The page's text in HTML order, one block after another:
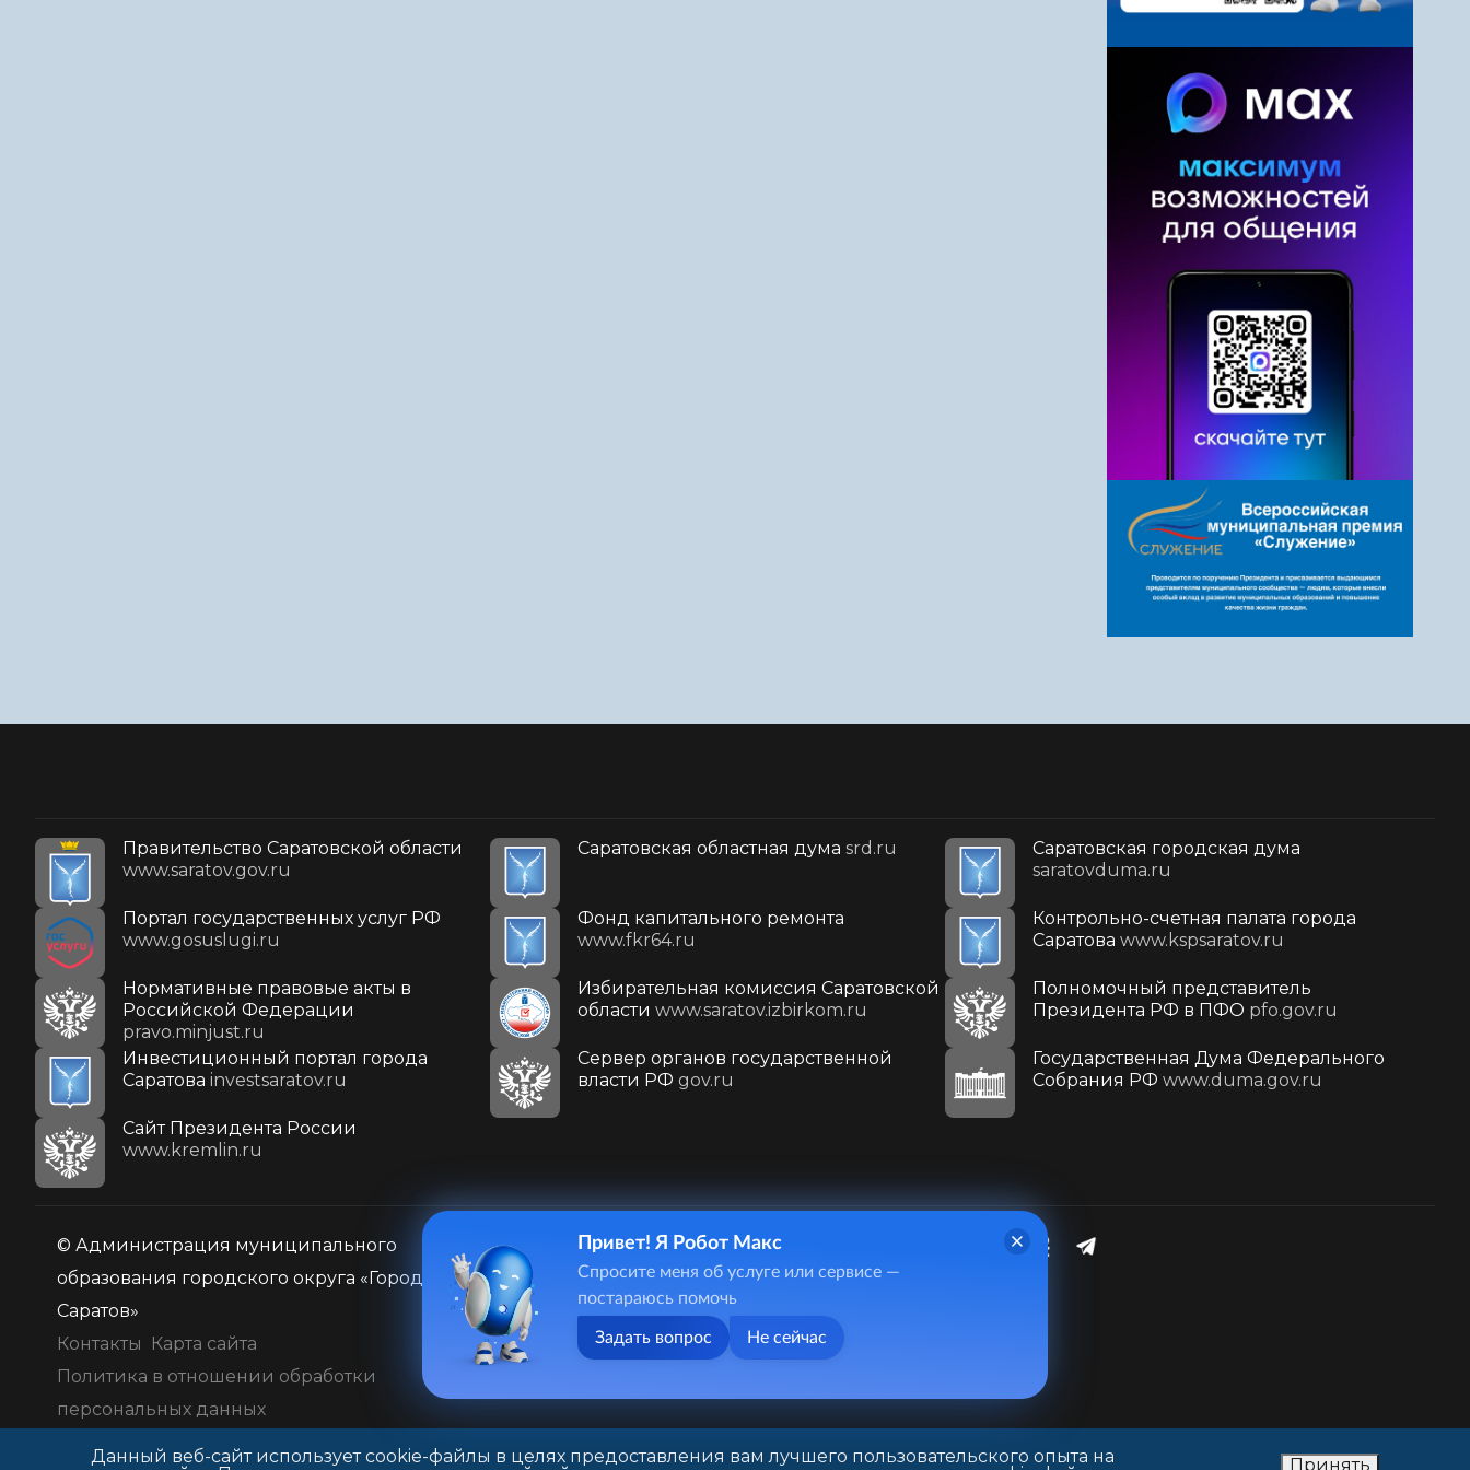
Правительство Саратовской области
www.saratov.gov.ru
Саратовская областная дума srd.ru
Саратовская городская дума
saratovduma.ru
Портал государственных услуг РФ
www.gosuslugi.ru
Фонд капитального ремонта
www.fkr64.ru
Контрольно-счетная палата города
Саратова www.kspsaratov.ru
Нормативные правовые акты в
Российской Федерации
pravo.minjust.ru
Избирательная комиссия Саратовской
области www.saratov.izbirkom.ru
Полномочный представитель
Президента РФ в ПФО pfo.gov.ru
Инвестиционный портал города
Саратова investsaratov.ru
Сервер органов государственной
власти РФ gov.ru
Государственная Дума Федерального
Собрания РФ www.duma.gov.ru
Cайт Президента России
www.kremlin.ru
© Администрация муниципального
образования городского округа «Город
Саратов»
Контакты
Карта сайта
Политика в отношении обработки
персональных данных
410031, г. Саратов, ул. Первомайская, д. 78
+7(8452)26-02-49
Данный веб-сайт использует cookie-файлы в целях предоставления вам лучшего пользовательского опыта на
Принять
Привет! Я Робот Макс
Спросите меня об услуге или сервисе —
постараюсь помочь
Задать вопрос Не сейчас